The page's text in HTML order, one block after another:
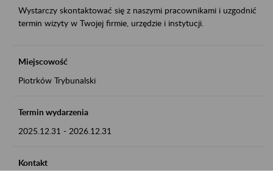
Wystarczy skontaktować się z naszymi pracownikami i uzgodnić
termin wizyty w Twojej firmie, urzędzie i instytucji.
Miejscowość
Piotrków Trybunalski
Termin wydarzenia
2025.12.31 - 2026.12.31
Kontakt